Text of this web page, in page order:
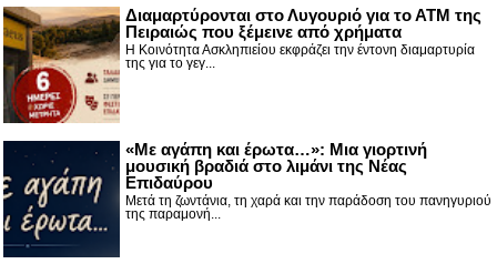
Διαμαρτύρονται στο Λυγουριό για το ΑΤΜ της
Πειραιώς που ξέμεινε από χρήματα
Η Κοινότητα Ασκληπιείου εκφράζει την έντονη διαμαρτυρία
της για το γεγ...
«Με αγάπη και έρωτα…»: Μια γιορτινή
μουσική βραδιά στο λιμάνι της Νέας
Επιδαύρου
Μετά τη ζωντάνια, τη χαρά και την παράδοση του πανηγυριού
της παραμονή...